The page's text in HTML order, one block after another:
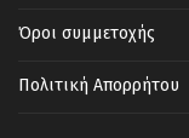
Όροι συμμετοχής
Πολιτική Απορρήτου